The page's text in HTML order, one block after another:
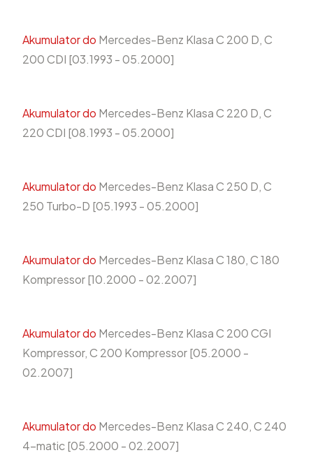
Akumulator do Mercedes-Benz Klasa C 200 D, C
200 CDI [03.1993 - 05.2000]
Akumulator do Mercedes-Benz Klasa C 220 D, C
220 CDI [08.1993 - 05.2000]
Akumulator do Mercedes-Benz Klasa C 250 D, C
250 Turbo-D [05.1993 - 05.2000]
Akumulator do Mercedes-Benz Klasa C 180, C 180
Kompressor [10.2000 - 02.2007]
Akumulator do Mercedes-Benz Klasa C 200 CGI
Kompressor, C 200 Kompressor [05.2000 -
02.2007]
Akumulator do Mercedes-Benz Klasa C 240, C 240
4-matic [05.2000 - 02.2007]